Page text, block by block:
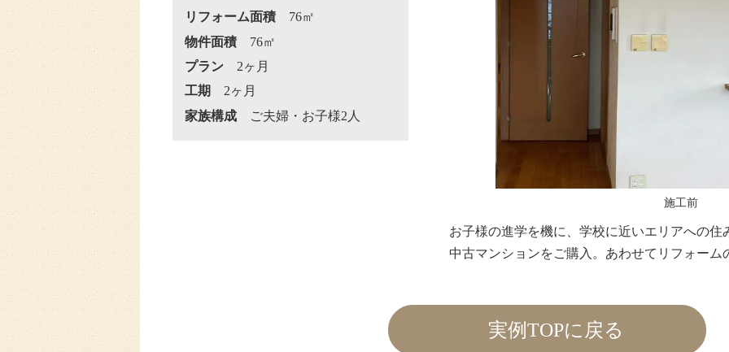
施工前
お子様の進学を機に、学校に近いエリアへの
中古マンションをご購入。あわせてリフォーム
リフォーム面積
76㎡
物件面積
76㎡
プラン
2ヶ月
工期
2ヶ月
家族構成
ご夫婦・お子様2人
実例TOPに戻る